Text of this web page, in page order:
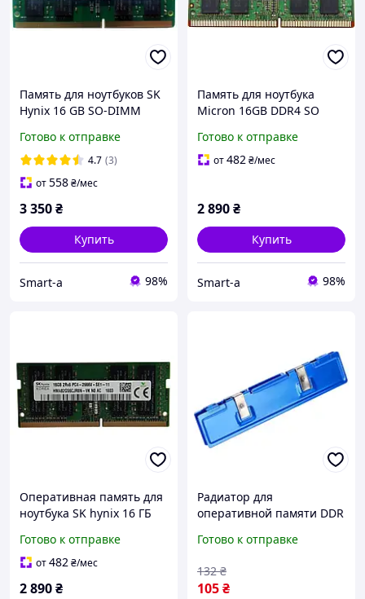
Память для ноутбуков SK
Hynix 16 GB SO-DIMM
(HMA82GS6AFR8N-UH)
Готово к отправке
4.7 (3)
от558₴/мес
3 350₴
Купить
Smart-a 98%
Память для ноутбука
Micron 16GB DDR4 SO
(MTA16ATF2G64HZ-2G6E1)
Гарантія 12 міс.
Готово к отправке
от482₴/мес
2 890₴
Купить
Smart-a 98%
Оперативная память для
ноутбука SK hynix 16 ГБ
PC4-21300
HMA82GS6CJR8N-VK
Готово к отправке
от482₴/мес
2 890₴
Радиатор для
оперативной памяти DDR
Готово к отправке
105₴
132 ₴